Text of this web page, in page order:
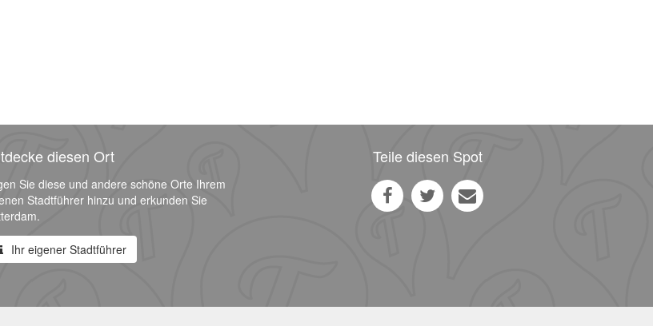
diesen Ort
Sie diese und andere schöne Orte Ihrem
Stadtführer hinzu und erkunden Sie
Ihr eigener Stadtführer
Teile diesen Spot